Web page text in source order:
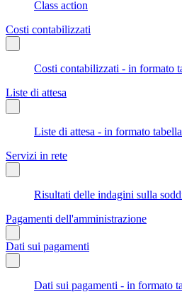
Class action
Costi contabilizzati
Costi contabilizzati - in formato
Liste di attesa
Liste di attesa - in formato
Servizi in rete
Risultati delle indagini sulla
Pagamenti dell'amministrazione
Dati sui pagamenti
Dati sui pagamenti - in formato